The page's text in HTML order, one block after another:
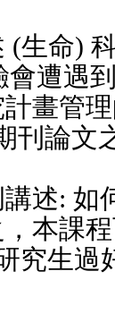
(生命)
會遭遇
畫管
刊論文
述: 如
本課
究生過